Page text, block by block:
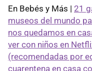
En Bebés y Más | 21
museos del mundo
nos quedamos en
ver con niños en
(recomendadas por
cuarentena en casa